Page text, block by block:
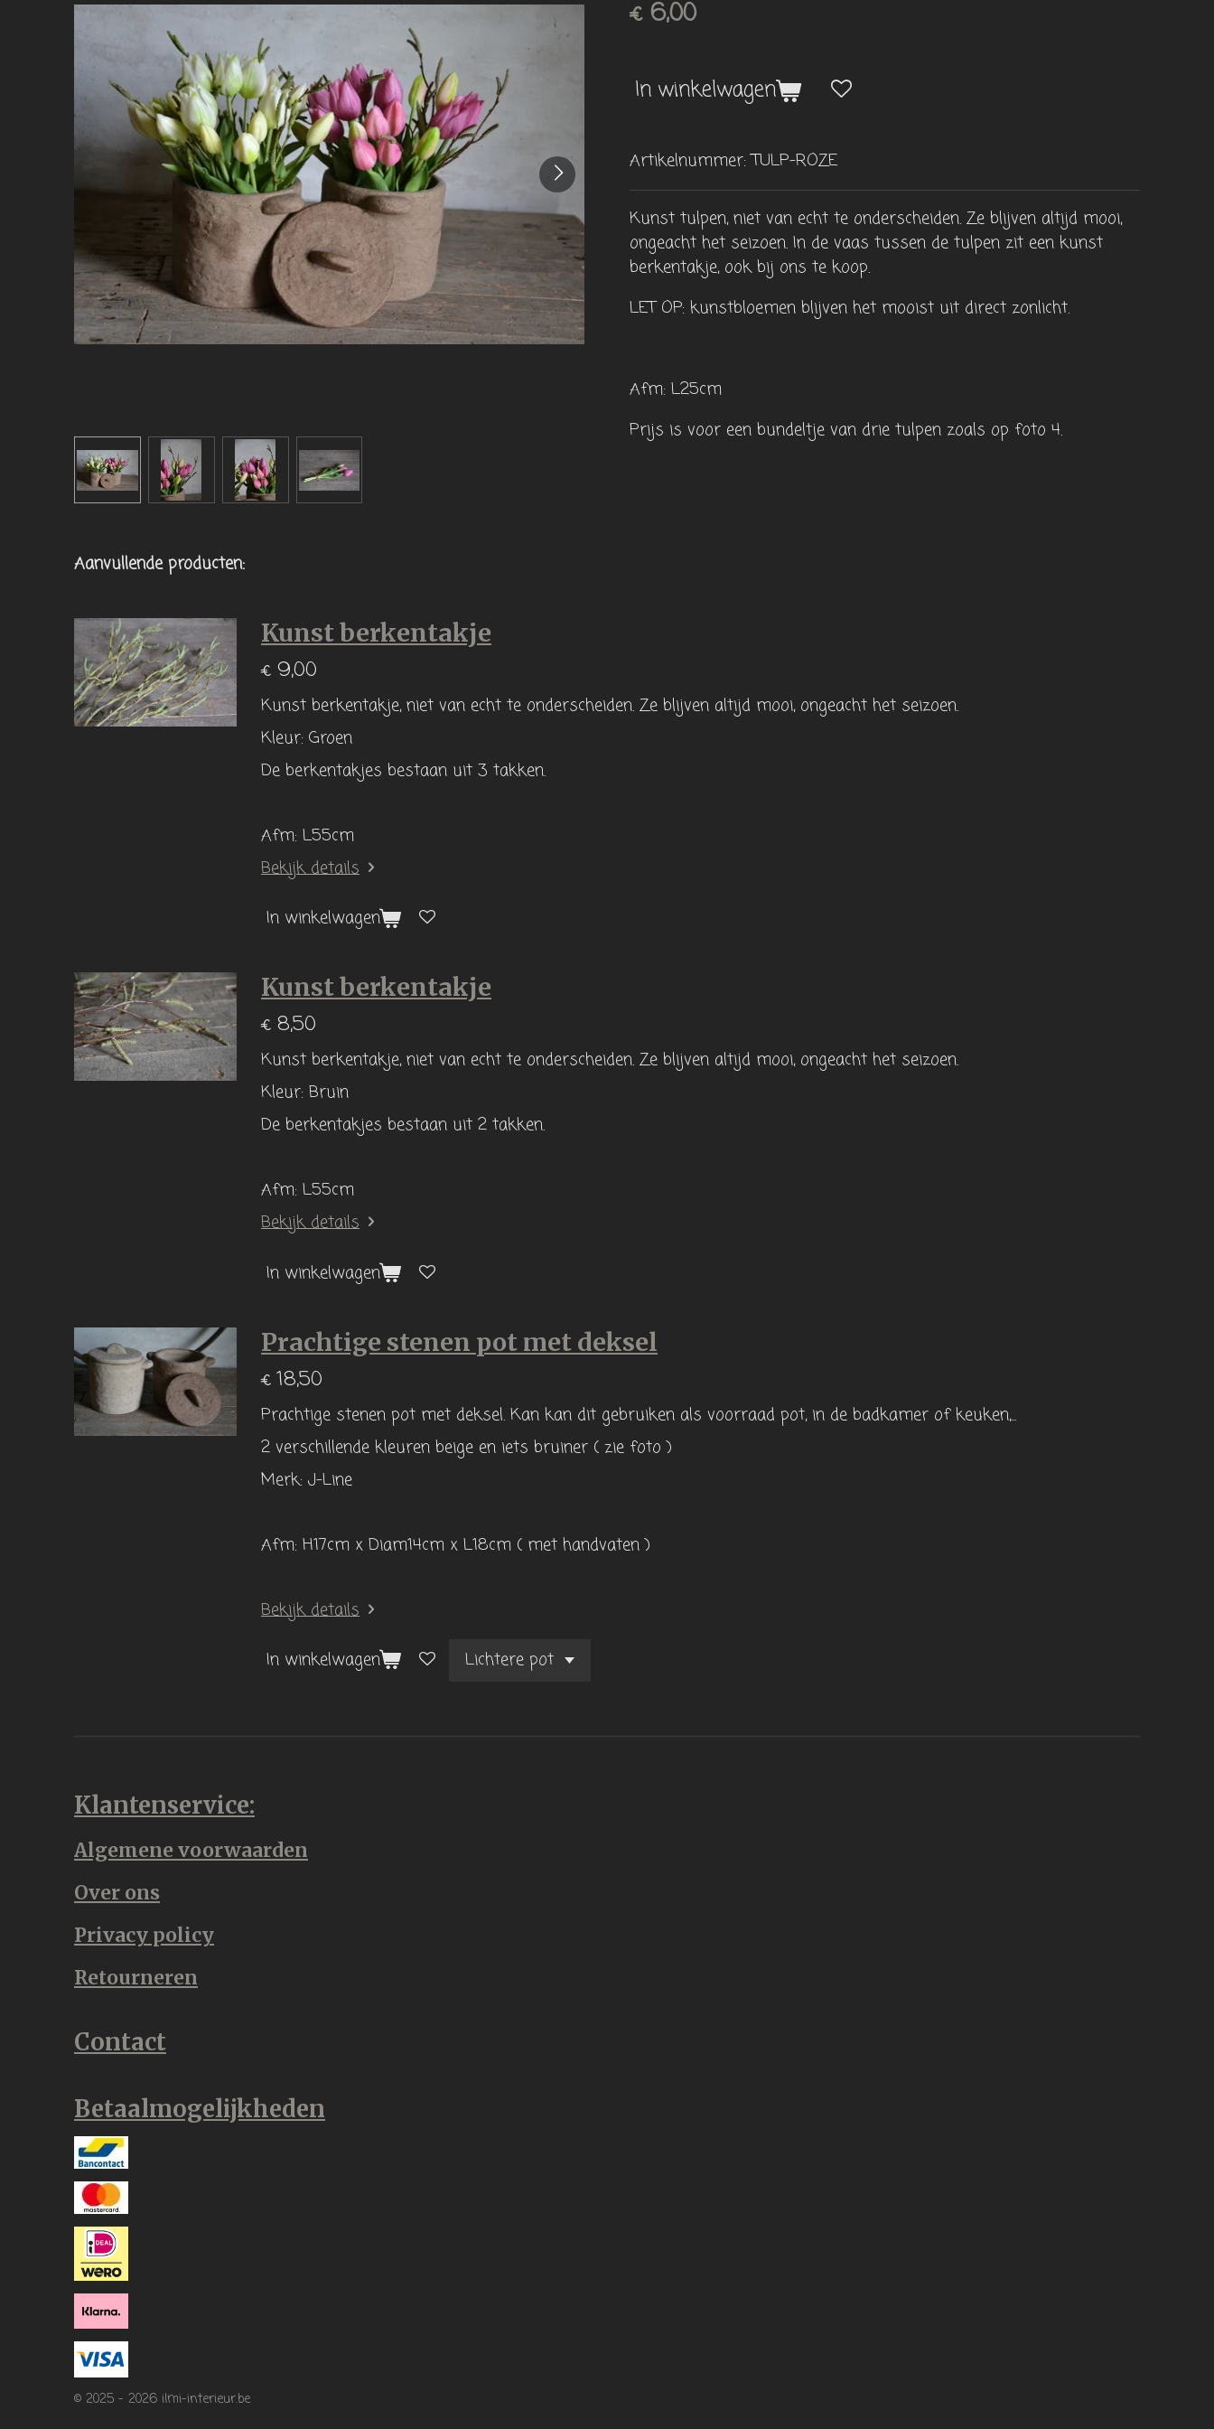
€ 6,00
In winkelwagen
Artikelnummer: TULP-ROZE
Kunst tulpen, niet van echt te onderscheiden. Ze blijven altijd mooi,
ongeacht het seizoen. In de vaas tussen de tulpen zit een kunst
berkentakje, ook bij ons te koop.
LET OP: kunstbloemen blijven het mooist uit direct zonlicht.
Afm: L25cm
Prijs is voor een bundeltje van drie tulpen zoals op foto 4.
Aanvullende producten:
Kunst berkentakje
€ 9,00
Kunst berkentakje, niet van echt te onderscheiden. Ze blijven altijd mooi, ongeacht het seizoen.
Kleur: Groen
De berkentakjes bestaan uit 3 takken.
Afm: L55cm
Bekijk details
In winkelwagen
Kunst berkentakje
€ 8,50
Kunst berkentakje, niet van echt te onderscheiden. Ze blijven altijd mooi, ongeacht het seizoen.
Kleur: Bruin
De berkentakjes bestaan uit 2 takken.
Afm: L55cm
Bekijk details
In winkelwagen
Prachtige stenen pot met deksel
€ 18,50
Prachtige stenen pot met deksel. Kan kan dit gebruiken als voorraad pot, in de badkamer of keuken,...
2 verschillende kleuren beige en iets bruiner ( zie foto )
Merk: J-Line
Afm: H17cm x Diam14cm x L18cm ( met handvaten )
Bekijk details
In winkelwagen
Klantenservice:
Algemene voorwaarden
Over ons
Privacy policy
Retourneren
Contact
Betaalmogelijkheden
© 2025 - 2026 ilmi-interieur.be